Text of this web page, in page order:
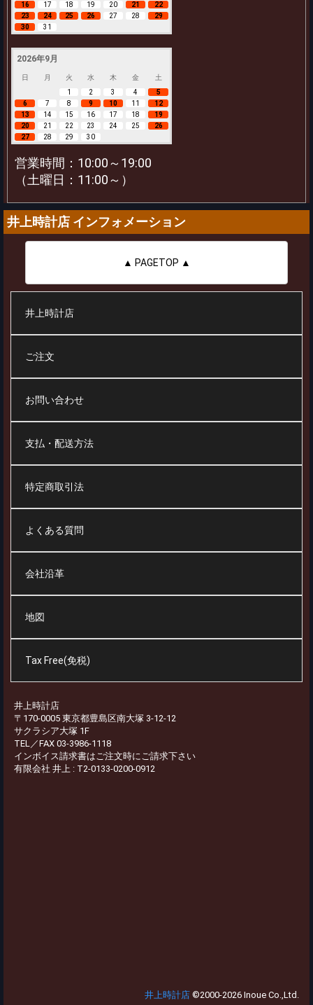
16
17 18 19 20 21
22
23
24 25 26 27 28
29
30
31
2026年9月
日 月 火 水 木 金
土
1
2 3 4
5
6
7 8 9 10 11
12
13
14 15 16 17 18
19
20
21 22 23 24 25
26
27
28 29 30
営業時間：10:00～19:00
（土曜日：11:00～）
井上時計店 インフォメーション
▲ PAGETOP ▲
井上時計店
ご注文
お問い合わせ
支払・配送方法
特定商取引法
よくある質問
会社沿革
地図
Tax Free(免税)
井上時計店
〒170-0005 東京都豊島区南大塚 3-12-12
サクラシア大塚 1F
TEL／FAX 03-3986-1118
インボイス請求書はご注文時にご請求下さい
有限会社 井上 : T2-0133-0200-0912
井上時計店 ©2000-2026 Inoue Co.,Ltd.